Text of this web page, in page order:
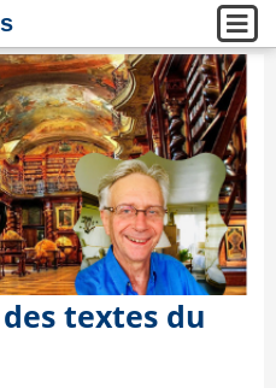
textes du